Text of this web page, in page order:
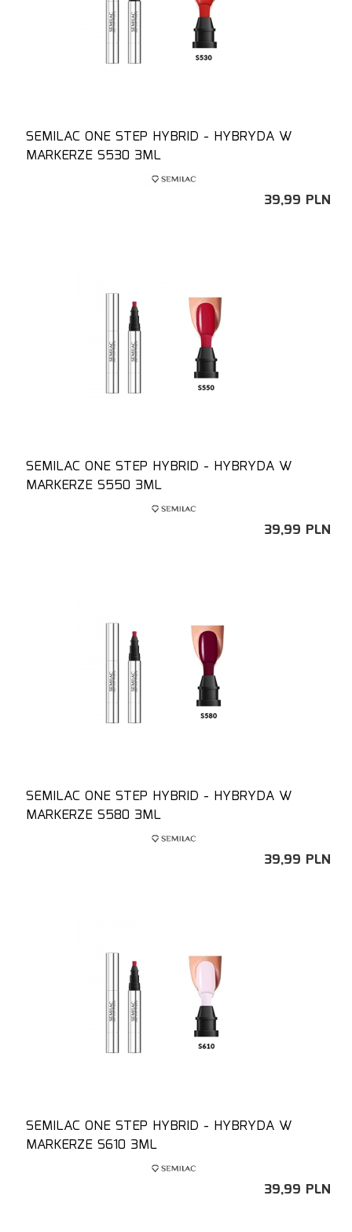
SEMILAC ONE STEP HYBRID - HYBRYDA W
MARKERZE S530 3ML
39,99 PLN
SEMILAC ONE STEP HYBRID - HYBRYDA W
MARKERZE S550 3ML
39,99 PLN
SEMILAC ONE STEP HYBRID - HYBRYDA W
MARKERZE S580 3ML
39,99 PLN
SEMILAC ONE STEP HYBRID - HYBRYDA W
MARKERZE S610 3ML
39,99 PLN